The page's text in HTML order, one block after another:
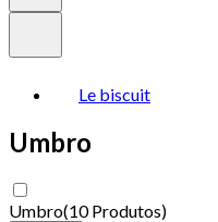
Le biscuit
Umbro
Umbro(10 Produtos)